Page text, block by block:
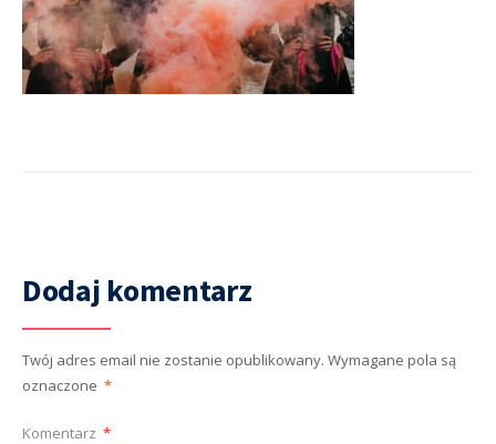
Dodaj komentarz
Twój adres email nie zostanie opublikowany. Wymagane pola są
oznaczone *
Komentarz *